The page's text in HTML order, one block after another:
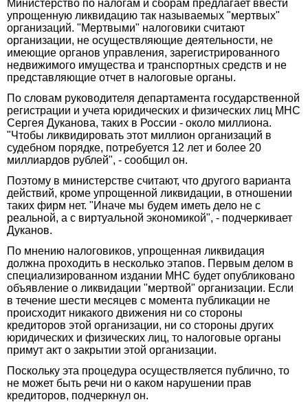
Министерство по налогам и сборам предлагает ввести
упрощенную ликвидацию так называемых "мертвых"
организаций. "Мертвыми" налоговики считают
организации, не осуществляющие деятельности, не
имеющие органов управления, зарегистрированного
недвижимого имущества и транспортных средств и не
представляющие отчет в налоговые органы.
По словам руководителя департамента государственной
регистрации и учета юридических и физических лиц МНС
Сергея Дуканова, таких в России - около миллиона.
"Чтобы ликвидировать этот миллион организаций в
судебном порядке, потребуется 12 лет и более 20
миллиардов рублей", - сообщил он.
Поэтому в министерстве считают, что другого варианта
действий, кроме упрощенной ликвидации, в отношении
таких фирм нет. "Иначе мы будем иметь дело не с
реальной, а с виртуальной экономикой", - подчеркивает
Дуканов.
По мнению налоговиков, упрощенная ликвидация
должна проходить в несколько этапов. Первым делом в
специализированном издании МНС будет опубликовано
объявление о ликвидации "мертвой" организации. Если
в течение шести месяцев с момента публикации не
происходит никакого движения ни со стороны
кредиторов этой организации, ни со стороны других
юридических и физических лиц, то налоговые органы
примут акт о закрытии этой организации.
Поскольку эта процедура осуществляется публично, то
не может быть речи ни о каком нарушении прав
кредиторов, подчеркнул он.